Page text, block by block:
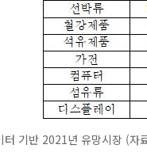
기반 2021년 유망시장 (자